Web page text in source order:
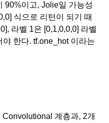
90%이고, Jolie일 가능성
식으로 리턴이 되기 때
라벨 1은 [0,1,0,0,0] 라벨
한다. tf.one_hot 이라는
계층과, 2개